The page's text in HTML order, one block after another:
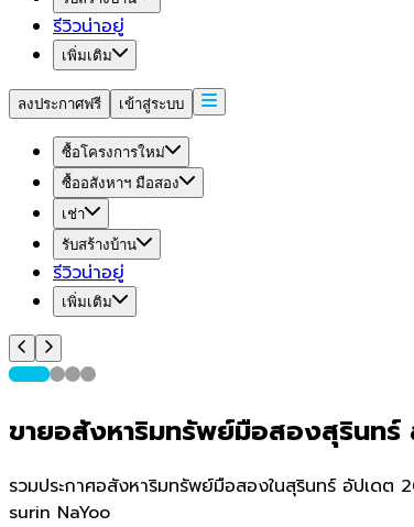
รีวิวน่าอยู่
เพิ่มเติม
ลงประกาศฟรี เข้าสู่ระบบ
ซื้อโครงการใหม่
ซื้ออสังหาฯ มือสอง
เช่า
รับสร้างบ้าน
รีวิวน่าอยู่
เพิ่มเติม
ขายอสังหาริมทรัพย์มือสองสุรินท
รวมประกาศอสังหาริมทรัพย์มือสองในสุรินทร์ อัปเดต
surin NaYoo